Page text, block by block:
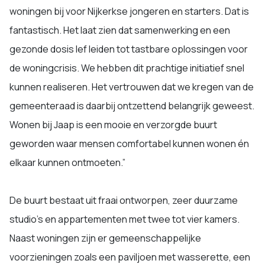
woningen bij voor Nijkerkse jongeren en starters. Dat is
fantastisch. Het laat zien dat samenwerking en een
gezonde dosis lef leiden tot tastbare oplossingen voor
de woningcrisis. We hebben dit prachtige initiatief snel
kunnen realiseren. Het vertrouwen dat we kregen van de
gemeenteraad is daarbij ontzettend belangrijk geweest.
Wonen bij Jaap is een mooie en verzorgde buurt
geworden waar mensen comfortabel kunnen wonen én
elkaar kunnen ontmoeten.”
De buurt bestaat uit fraai ontworpen, zeer duurzame
studio’s en appartementen met twee tot vier kamers.
Naast woningen zijn er gemeenschappelijke
voorzieningen zoals een paviljoen met wasserette, een